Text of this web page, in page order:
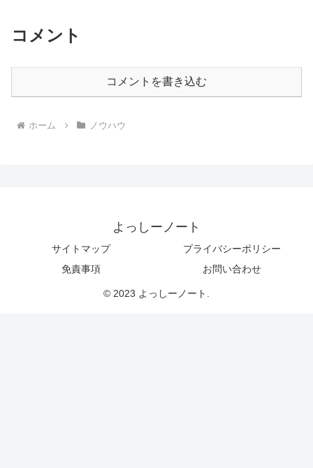
コメント
コメントを書き込む
ホーム ノウハウ
よっしーノート
サイトマップ
プライバシーポリシー
免責事項
お問い合わせ
© 2023 よっしーノート.